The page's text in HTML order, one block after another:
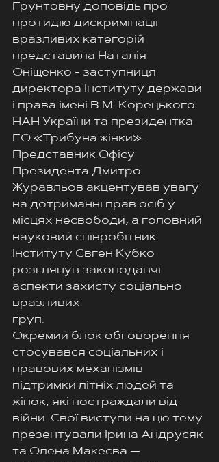
Грунтовну доповідь про
протидію дискримінації
вразливих категорій
представила Наталія
Оніщенко - заступниця
директора Інституту держави
і права імені В.М. Корецького
НАН України та президентка
ГО «Трибуна жінки».
Представник Офісу
Президента Дмитро
Журавльов акцентував увагу
на дотриманні прав осіб у
місцях несвободи, а головний
науковий співробітник
Інституту Євген Кубко
розглянув законодавчі
аспекти захисту соціально
вразливих
груп.
Окремий блок обговорення
стосувався соціальних і
правових механізмів
підтримки літніх людей та
жінок, які постраждали від
війни. Свої виступи на цю тему
презентували Ірина Андрусяк
та Олена Макеєва —